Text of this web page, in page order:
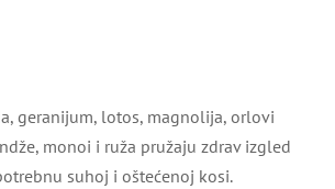
geranijum, lotos, magnolija, orlovi
monoi i ruža pružaju zdrav izgled
suhoj i oštećenoj kosi.